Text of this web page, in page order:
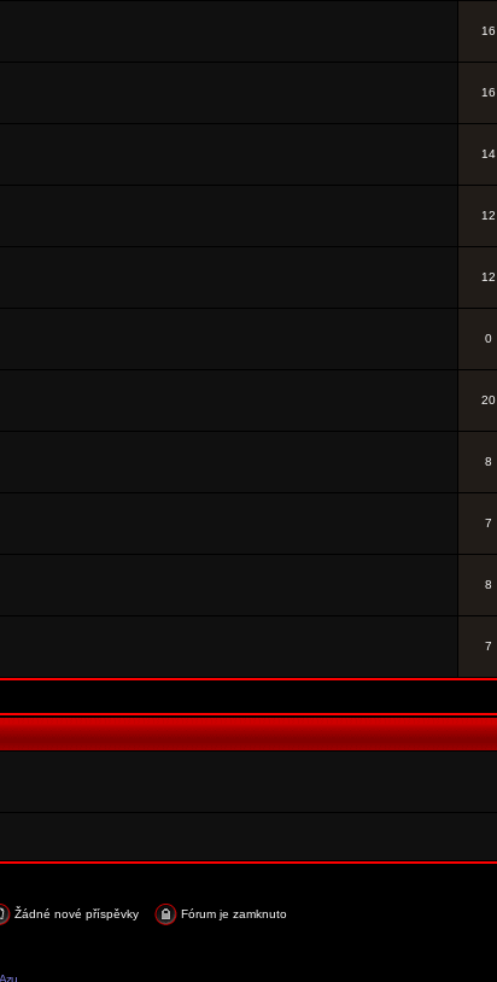
16
16
14
12
12
0
20
8
7
8
7
Žádné nové příspěvky Fórum je zamknuto
Azu